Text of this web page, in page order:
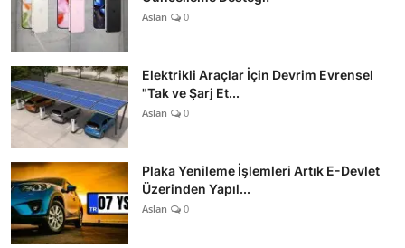
Aslan 0
Elektrikli Araçlar İçin Devrim Evrensel
"Tak ve Şarj Et...
Aslan 0
Plaka Yenileme İşlemleri Artık E-Devlet
Üzerinden Yapıl...
Aslan 0